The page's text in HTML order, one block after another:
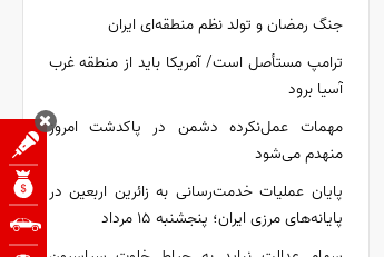
جنگ رمضان و تولد نظم منطقه‌ای ایران
ترامپ مستأصل است/ آمریکا باید از منطقه غرب
آسیا برود
مهمات عمل‌نکرده دشمن در پاکدشت امروز
منهدم می‌شود
پایان عملیات خدمت‌رسانی به زائرین اربعین در
پایانه‌های مرزی ایران؛ پنجشنبه ۱۵ مرداد